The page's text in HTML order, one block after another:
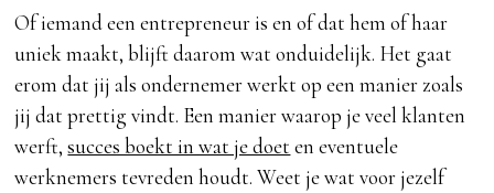
Of iemand een entrepreneur is en of dat hem of haar
uniek maakt, blijft daarom wat onduidelijk. Het gaat
erom dat jij als ondernemer werkt op een manier zoals
jij dat prettig vindt. Een manier waarop je veel klanten
werft,succes boekt in wat je doet en eventuele
werknemers tevreden houdt. Weet je wat voor jezelf